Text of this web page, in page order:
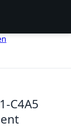
C4A5